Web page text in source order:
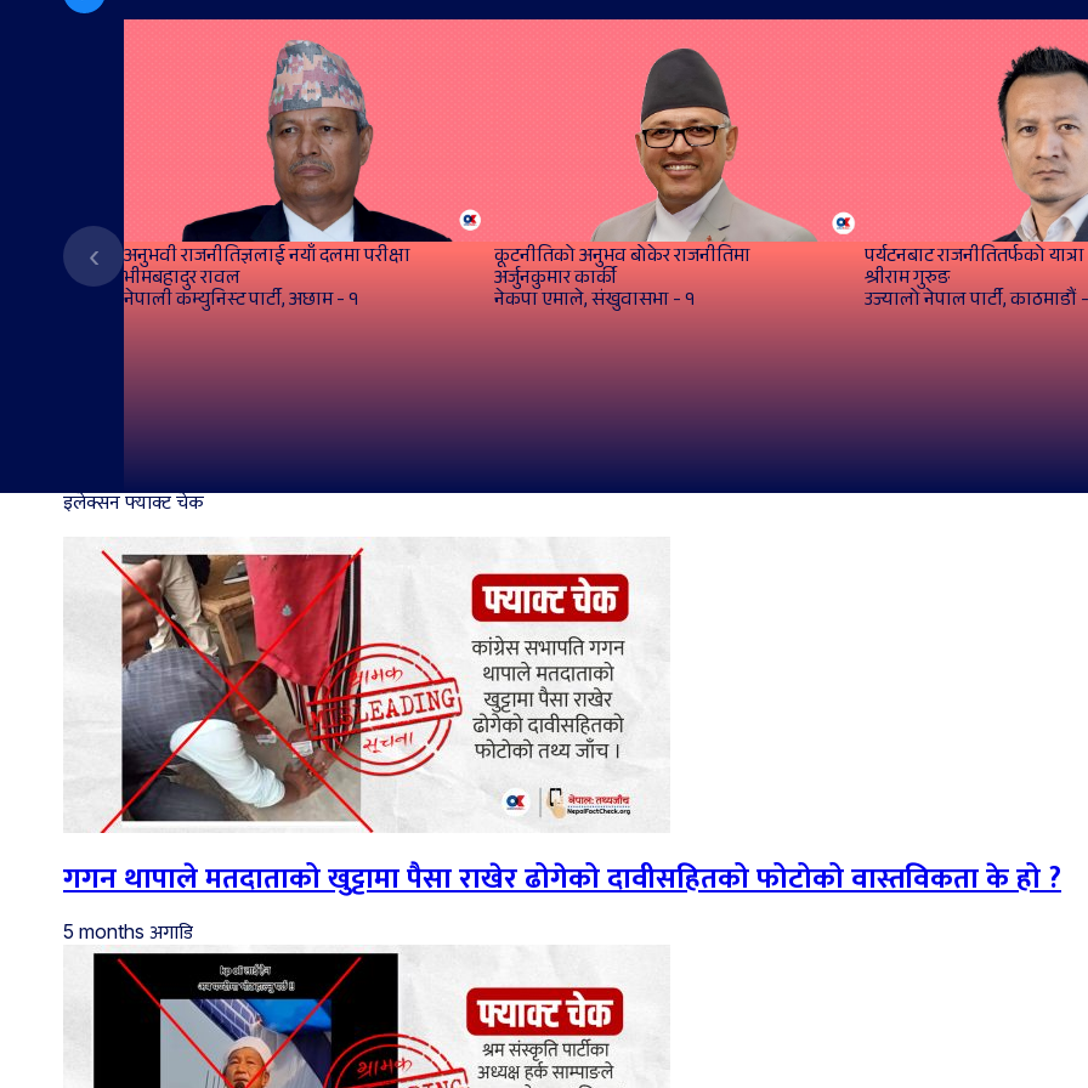
‹ अनुभवी राजनीतिज्ञलाई नयाँ दलमा परीक्षा
भीमबहादुर रावल
नेपाली कम्युनिस्ट पार्टी, अछाम - १
कूटनीतिको अनुभव बोकेर राजनीतिमा
अर्जुनकुमार कार्की
नेकपा एमाले, संखुवासभा - १
पर्यटनबाट राजनीतितर्फको यात्रा
श्रीराम गुरुङ
उज्यालो नेपाल पार्टी, काठमाडौं
इलेक्सन फ्याक्ट चेक
गगन थापाले मतदाताको खुट्टामा पैसा राखेर ढोगेको दावीसहितको फोटोको वास्तविकता के हो ?
5 months अगाडि